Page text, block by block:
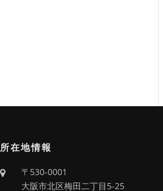
所在地情報
〒530-0001
大阪市北区梅田二丁目5-25